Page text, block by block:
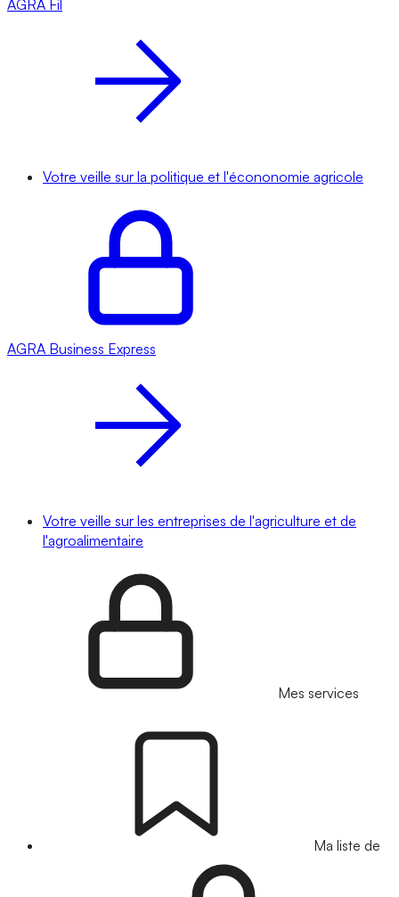
AGRA Fil
Votre veille sur la politique et l'écononomie agricole
AGRA Business Express
Votre veille sur les entreprises de l'agriculture et de
l'agroalimentaire
Mes services
Ma liste de